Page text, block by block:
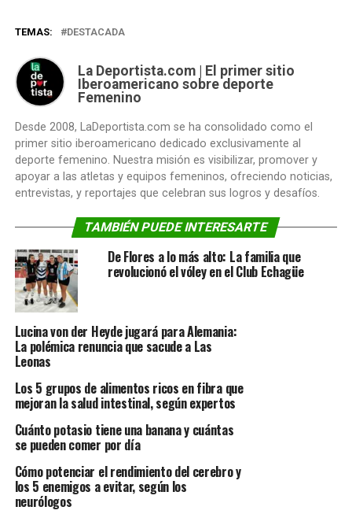
TEMAS: DESTACADA
La Deportista.com | El primer sitio
Iberoamericano sobre deporte
Femenino
Desde 2008, LaDeportista.com se ha consolidado como el
primer sitio iberoamericano dedicado exclusivamente al
deporte femenino. Nuestra misión es visibilizar, promover y
apoyar a las atletas y equipos femeninos, ofreciendo noticias,
entrevistas, y reportajes que celebran sus logros y desafíos.
TAMBIÉN PUEDE INTERESARTE
De Flores a lo más alto: La familia que
revolucionó el vóley en el Club Echagüe
Lucina von der Heyde jugará para Alemania:
La polémica renuncia que sacude a Las
Leonas
Los 5 grupos de alimentos ricos en fibra que
mejoran la salud intestinal, según expertos
Cuánto potasio tiene una banana y cuántas
se pueden comer por día
Cómo potenciar el rendimiento del cerebro y
los 5 enemigos a evitar, según los
neurólogos